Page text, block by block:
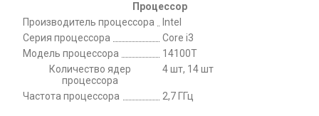
Процессор
Производитель процессора
Intel
Серия процессора
Core i3
Модель процессора
14100T
Количество ядер
процессора
4 шт, 14 шт
Частота процессора 2,7 ГГц